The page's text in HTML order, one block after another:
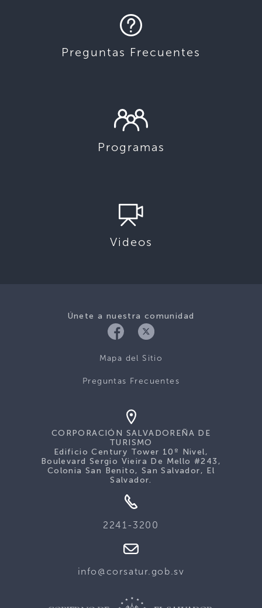
Preguntas Frecuentes
Programas
Videos
Únete a nuestra comunidad
Mapa del Sitio
Preguntas Frecuentes
CORPORACIÓN SALVADOREÑA DE
TURISMO
Edificio Century Tower 10º Nivel,
Boulevard Sergio Vieira De Mello #243,
Colonia San Benito, San Salvador, El
Salvador.
2241-3200
info@corsatur.gob.sv